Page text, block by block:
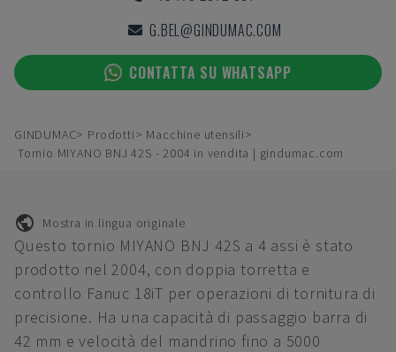
G.BEL@GINDUMAC.COM
CONTATTA SU WHATSAPP
GINDUMAC Prodotti
Macchine utensili
Tornio MIYANO BNJ 42S - 2004 in vendita | gindumac.com
Mostra in lingua originale
Questo tornio MIYANO BNJ 42S a 4 assi è stato
prodotto nel 2004, con doppia torretta e
controllo Fanuc 18iT per operazioni di tornitura di
precisione. Ha una capacità di passaggio barra di
42 mm e velocità del mandrino fino a 5000